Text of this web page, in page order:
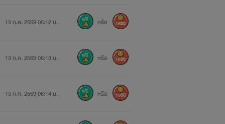
13 ก.ค. 2569 06:12 น. หรือ 1500
13 ก.ค. 2569 06:13 น. หรือ 1500
13 ก.ค. 2569 06:14 น. หรือ 1500